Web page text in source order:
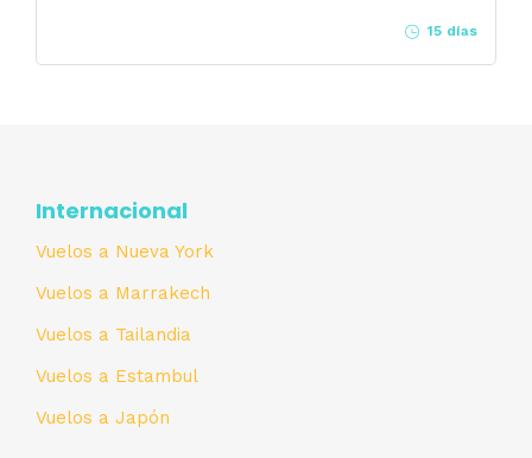
15 días
Internacional
Vuelos a Nueva York
Vuelos a Marrakech
Vuelos a Tailandia
Vuelos a Estambul
Vuelos a Japón